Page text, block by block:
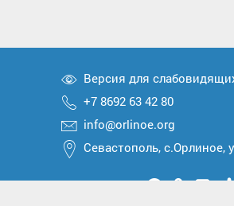
Версия для
+7 8692 63 42 80
info@orlinoe.org
Севастополь, с.Орлиное,
МыМыМы